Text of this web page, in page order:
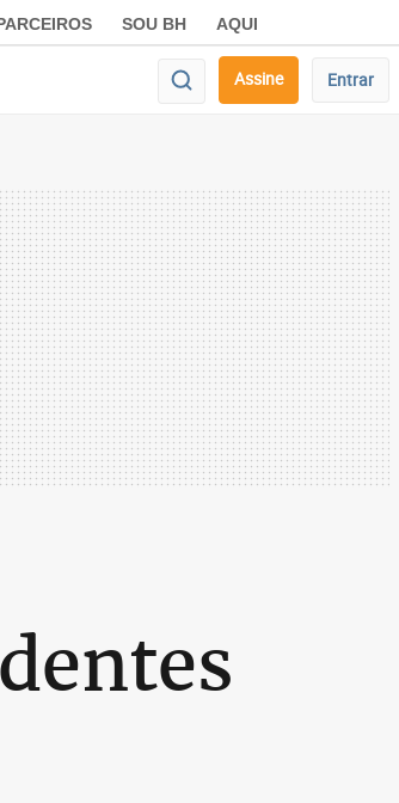
SOU BH AQUI
Assine Entrar